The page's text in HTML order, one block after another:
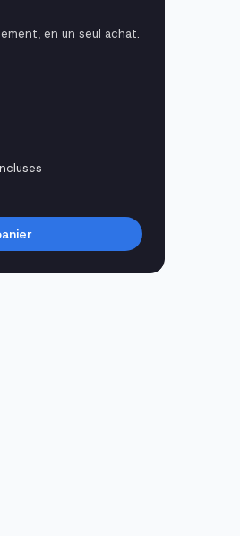
en un seul achat.